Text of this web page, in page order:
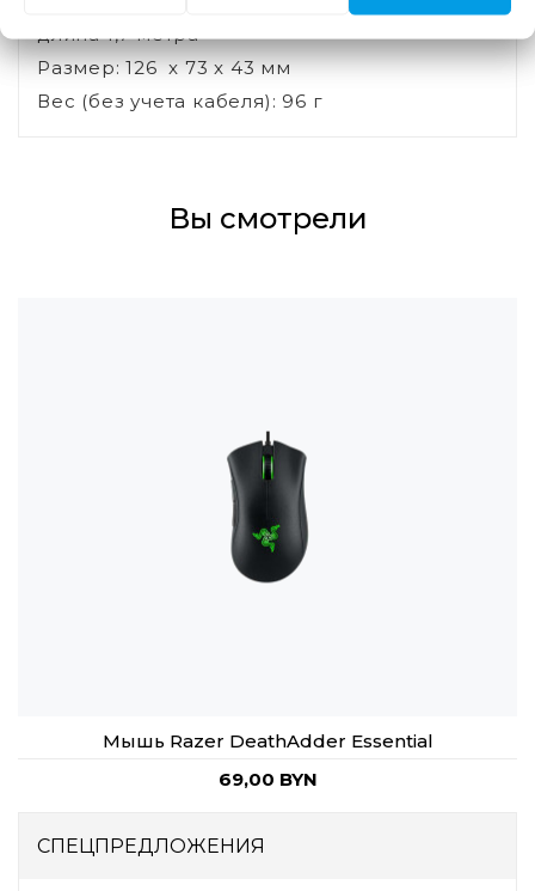
длина 1,7 метра
Размер: 126 x 73 x 43 мм
Вес (без учета кабеля): 96 г
Вы смотрели
Мышь Razer DeathAdder Essential
69,00 BYN
СПЕЦПРЕДЛОЖЕНИЯ